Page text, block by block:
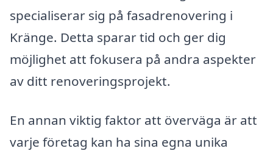
specialiserar sig på fasadrenovering i
Kränge. Detta sparar tid och ger dig
möjlighet att fokusera på andra aspekter
av ditt renoveringsprojekt.
En annan viktig faktor att överväga är att
varje företag kan ha sina egna unika